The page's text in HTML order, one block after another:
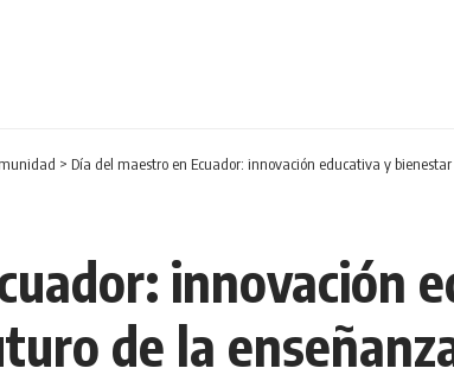
> Día del maestro en Ecuador: innovación educativa y
innovación
de la